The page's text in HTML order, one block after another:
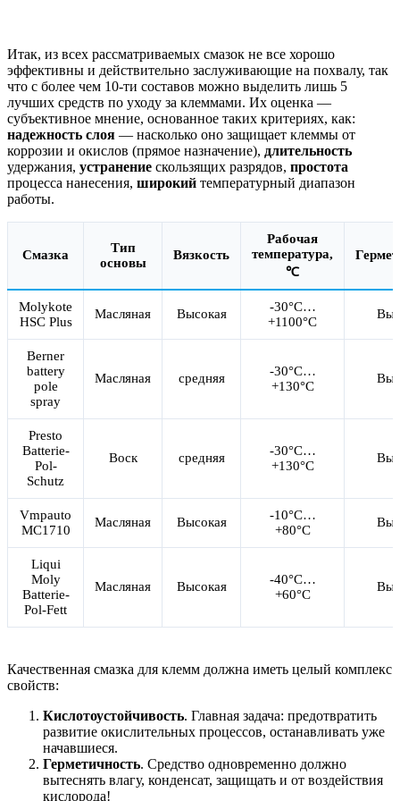
Итак, из всех рассматриваемых смазок не все хорошо
эффективны и действительно заслуживающие на похвалу, так
что с более чем 10-ти составов можно выделить лишь 5
лучших средств по уходу за клеммами. Их оценка —
субъективное мнение, основанное таких критериях, как:
надежность слоя — насколько оно защищает клеммы от
коррозии и окислов (прямое назначение), длительность
удержания, устранение скользящих разрядов, простота
процесса нанесения, широкий температурный диапазон
работы.
Смазка
Тип
основы
Вязкость
Рабочая
температура,
℃
Molykote
HSC Plus
Масляная Высокая
-30°C…
+1100°C
Berner
battery
pole
spray
Масляная средняя
-30°C…
+130°C
Presto
Batterie-
Pol-
Schutz
Воск средняя
-30°C…
+130°C
Vmpauto
MC1710
Масляная Высокая
-10°С…
+80°С
Liqui
Moly
Batterie-
Pol-Fett
Масляная Высокая
-40°C…
+60°C
Качественная смазка для клемм должна иметь целый комплекс
свойств:
Кислотоустойчивость. Главная задача: предотвратить
развитие окислительных процессов, останавливать уже
начавшиеся.
Герметичность. Средство одновременно должно
вытеснять влагу, конденсат, защищать и от воздействия
кислорода!